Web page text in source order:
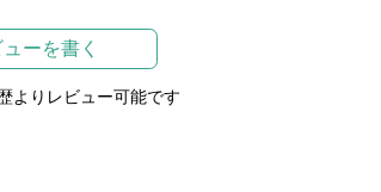
ーを書く
よりレビュー可能です